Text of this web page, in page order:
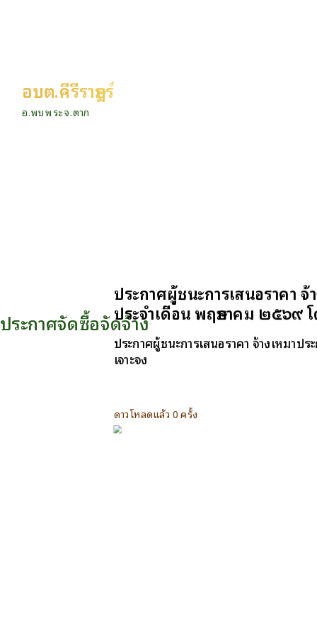
อบต.คีรีราษฎร์
อ.พบพระ จ.ตาก
ประกาศจัดซื้อจัดจ้าง
ประกาศผู้ชนะการเสนอราคา
ประจำเดือน พฤษภาคม ๒๕๖๙ โ
ประกาศผู้ชนะการเสนอราคา จ้างเหมา
เจาะจง
ดาวโหลดแล้ว 0 ครั้ง